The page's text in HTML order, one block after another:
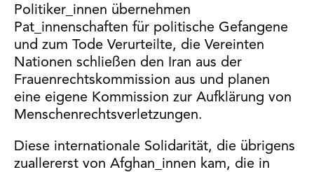
Politiker_innen übernehmen
Pat_innenschaften für politische Gefangene
und zum Tode Verurteilte, die Vereinten
Nationen schließen den Iran aus der
Frauenrechtskommission aus und planen
eine eigene Kommission zur Aufklärung von
Menschenrechtsverletzungen.
Diese internationale Solidarität, die übrigens
zuallererst von Afghan_innen kam, die in